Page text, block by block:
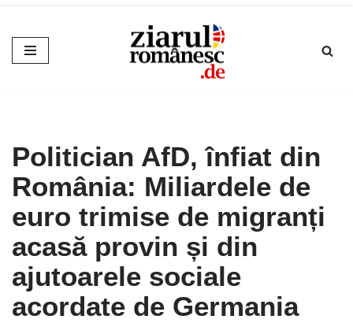
Sari
la
Politician AfD, înfiat din
România: Miliardele de
euro trimise de migranți
acasă provin și din
ajutoarele sociale
acordate de Germania